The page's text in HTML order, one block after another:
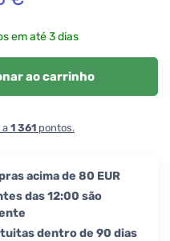
em até 3 dias
ao carrinho
a 1 361 pontos.
acima de 80 EUR
das 12:00 são
dentro de 90 dias